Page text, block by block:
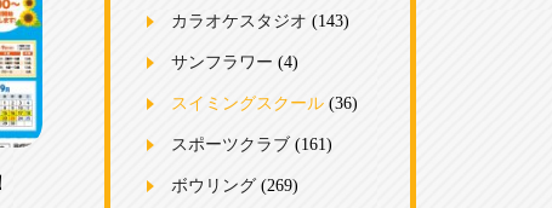
カラオケスタジオ (143)
サンフラワー (4)
スイミングスクール(36)
スポーツクラブ (161)
ボウリング(269)